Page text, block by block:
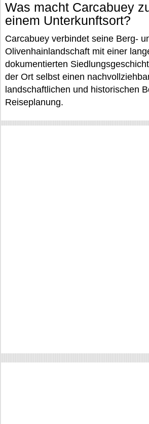
Was macht Carcabuey
einem Unterkunftsort?
Carcabuey verbindet seine Berg-
Olivenhainlandschaft mit einer
dokumentierten
der Ort selbst einen
landschaftlichen und historischen
Reiseplanung.